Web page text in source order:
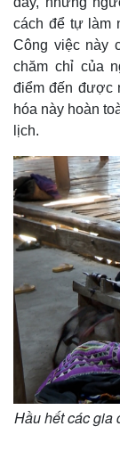
Thế giới
Quan sát
Cuộc sống đó đây
Hồ sơ
cách để tự làm
Công việc này
chăm chỉ của
điểm đến được
hóa này hoàn
lịch.
Hầu hết các gia